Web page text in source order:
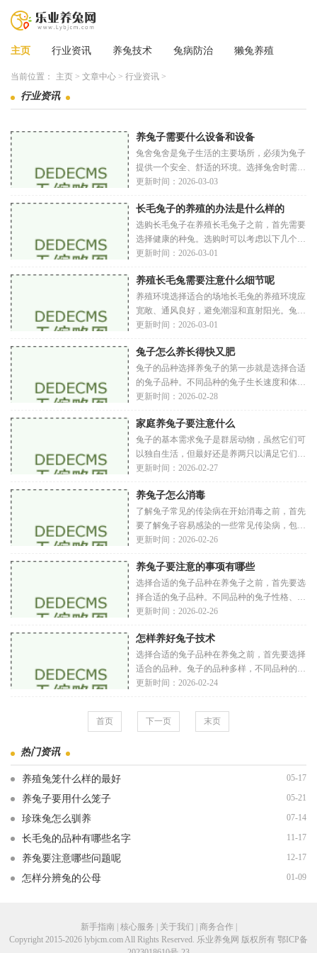
主页 行业资讯 养兔技术 兔病防治 獭兔养殖
当前位置： 主页 > 文章中心 > 行业资讯 >
行业资讯
养兔子需要什么设备和设备
兔舍兔舍是兔子生活的主要场所，必须为兔子
提供一个安全、舒适的环境。选择兔舍时需要
考虑以下几个因素大小兔子的活动空间非常重
般
更新时间：2026-03-03
长毛兔子的养殖的办法是什么样的
选购长毛兔子在养殖长毛兔子之前，首先需要
选择健康的种兔。选购时可以考虑以下几个方
面外观特征长毛兔子的毛发长而柔软，通常有
结
更新时间：2026-03-01
养殖长毛兔需要注意什么细节呢
养殖环境选择适合的场地长毛兔的养殖环境应
宽敞、通风良好，避免潮湿和直射阳光。兔舍
的地面最好是干燥的，避免兔子长时间接触潮
近
更新时间：2026-03-01
兔子怎么养长得快又肥
兔子的品种选择养兔子的第一步就是选择合适
的兔子品种。不同品种的兔子生长速度和体型
都有所不同，以下是几种常见的适合养殖的兔
温
更新时间：2026-02-28
家庭养兔子要注意什么
兔子的基本需求兔子是群居动物，虽然它们可
以独自生活，但最好还是养两只以满足它们的
社交需求。兔子之间会进行相互 groom（梳理
常重
更新时间：2026-02-27
养兔子怎么消毒
了解兔子常见的传染病在开始消毒之前，首先
要了解兔子容易感染的一些常见传染病，包括
兔子出血病：一种由病毒引起的急性疾病，传
热
更新时间：2026-02-26
养兔子要注意的事项有哪些
选择合适的兔子品种在养兔子之前，首先要选
择合适的兔子品种。不同品种的兔子性格、体
型、毛发长度和饲养需求各不相同。常见的兔
养
更新时间：2026-02-26
怎样养好兔子技术
选择合适的兔子品种在养兔之前，首先要选择
适合的品种。兔子的品种多样，不同品种的兔
子在性格、体型和护理需求上都有所不同。常
温
更新时间：2026-02-24
首页 下一页 末页
热门资讯
养殖兔笼什么样的最好 05-17
养兔子要用什么笼子 05-21
珍珠兔怎么驯养 07-14
长毛兔的品种有哪些名字 11-17
养兔要注意哪些问题呢 12-17
怎样分辨兔的公母 01-09
新手指南 | 核心服务 | 关于我们 | 商务合作 |
Copyright 2015-2026 lybjcm.com All Rights Reserved. 乐业养兔网 版权所有 鄂ICP备